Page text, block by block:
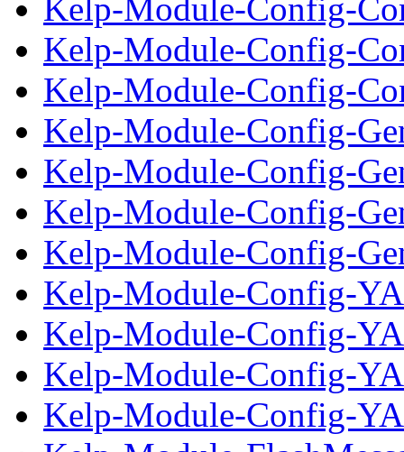
Kelp-Module-Config-
Kelp-Module-Config-
Kelp-Module-Config-
Kelp-Module-Config-
Kelp-Module-Config-
Kelp-Module-Config-
Kelp-Module-Config-
Kelp-Module-Config-
Kelp-Module-Config-
Kelp-Module-Config-
Kelp-Module-Config-